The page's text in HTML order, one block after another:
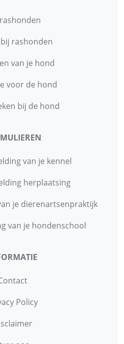
rashonden
van je hond
voor de hond
bij de hond
van je kennel
herplaatsing
je dierenartsenpraktijk
van je hondenschool
Policy